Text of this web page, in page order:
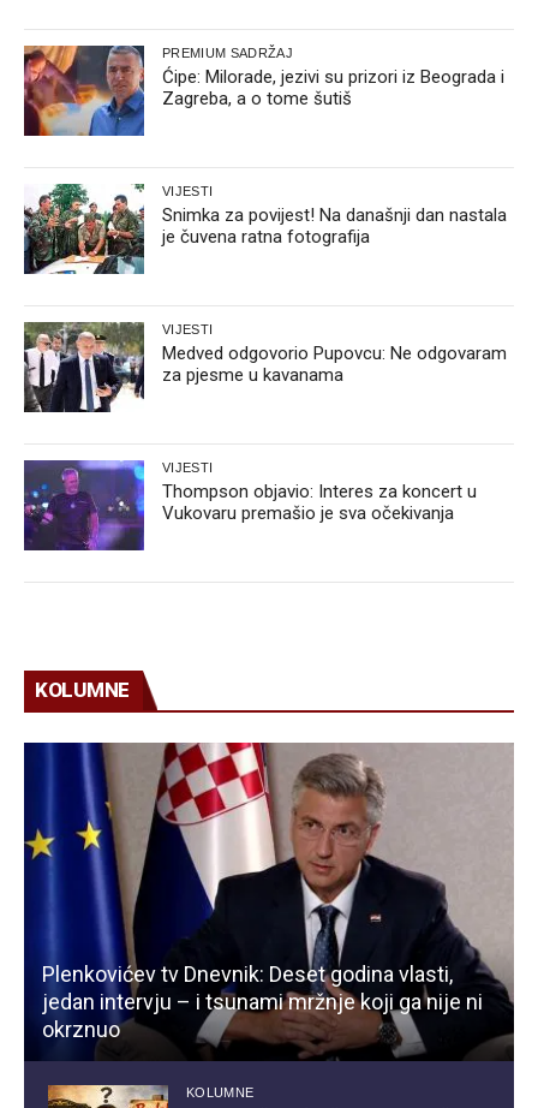
PREMIUM SADRŽAJ
Ćipe: Milorade, jezivi su prizori iz Beograda i
Zagreba, a o tome šutiš
VIJESTI
Snimka za povijest! Na današnji dan nastala
je čuvena ratna fotografija
VIJESTI
Medved odgovorio Pupovcu: Ne odgovaram
za pjesme u kavanama
VIJESTI
Thompson objavio: Interes za koncert u
Vukovaru premašio je sva očekivanja
KOLUMNE
Plenkovićev tv Dnevnik: Deset godina vlasti,
jedan intervju – i tsunami mržnje koji ga nije ni
okrznuo
KOLUMNE